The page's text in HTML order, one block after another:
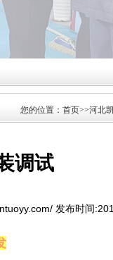
您的位置：首页>>河北
调试
发布时间